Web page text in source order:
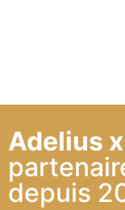
Adelius
depuis